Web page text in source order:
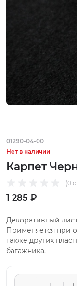
01290-04-00
Нет в наличии
Карпет
(0
1 285 ₽
Декоративный
Применяется при
также других
багажника.